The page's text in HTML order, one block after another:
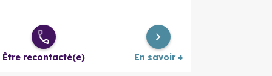
Être recontacté(e) En savoir +